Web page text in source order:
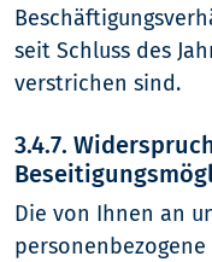
seit Schluss des
verstrichen sind.
3.4.7.
Die von Ihnen an